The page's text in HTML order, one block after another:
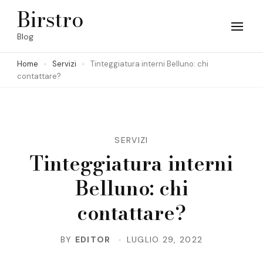
Skip
(Press
Birstro
Blog
Home Servizi
Tinteggiatura interni Belluno: chi
contattare?
SERVIZI
Tinteggiatura interni
Belluno: chi
contattare?
BY EDITOR LUGLIO 29, 2022